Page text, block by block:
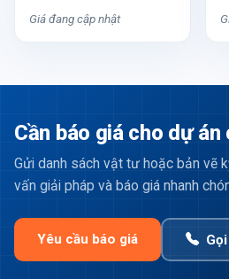
Giá đang cập nhật
Cần báo giá cho dự án
Gửi danh sách vật tư hoặc bản vẽ
vấn giải pháp và báo giá nhanh
Yêu cầu báo giá